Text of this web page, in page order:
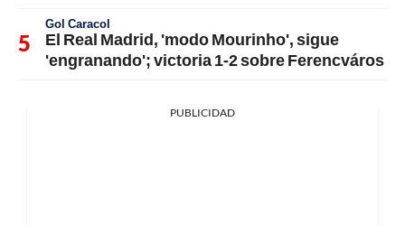
Gol Caracol
El Real Madrid, 'modo Mourinho', sigue
'engranando'; victoria 1-2 sobre Ferencváros
PUBLICIDAD